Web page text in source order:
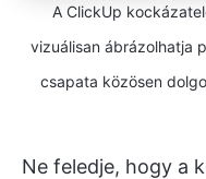
A ClickUp
vizuálisan ábrázolhatja
csapata közösen
Ne feledje, hogy a